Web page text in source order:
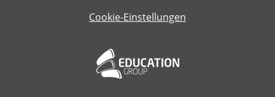
Cookie-Einstellungen